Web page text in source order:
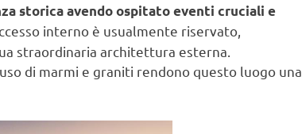
storica avendo ospitato eventi cruciali e
interno è usualmente riservato,
straordinaria architettura esterna.
di marmi e graniti rendono questo luogo una